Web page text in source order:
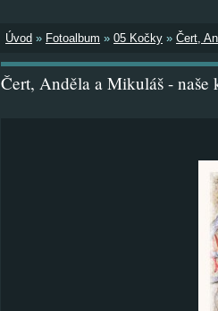
Úvod » Fotoalbum » 05 Kočky » Čert,
Čert, Anděla a Mikuláš - naše